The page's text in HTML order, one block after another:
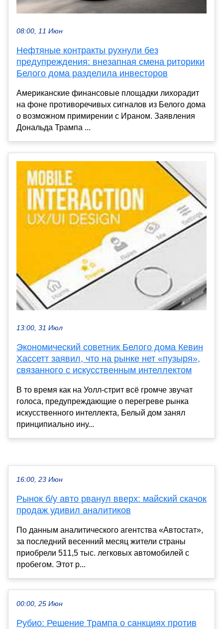
08:00, 11 Июн
Нефтяные контракты рухнули без
предупреждения: внезапная смена риторики
Белого дома разделила инвесторов
Американские финансовые площадки лихорадит
на фоне противоречивых сигналов из Белого дома
о возможном примирении с Ираном. Заявления
Дональда Трампа ...
13:00, 31 Июл
Экономический советник Белого дома Кевин
Хассетт заявил, что на рынке нет «пузыря»,
связанного с искусственным интеллектом
В то время как на Уолл-стрит всё громче звучат
голоса, предупреждающие о перегреве рынка
искусственного интеллекта, Белый дом занял
принципиально ину...
16:00, 23 Июн
Рынок б/у авто рванул вверх: майский скачок
продаж удивил аналитиков
По данным аналитического агентства «Автостат»,
за последний весенний месяц жители страны
приобрели 511,5 тыс. легковых автомобилей с
пробегом. Этот р...
00:00, 25 Июн
Рубио: Решение Трампа о санкциях против